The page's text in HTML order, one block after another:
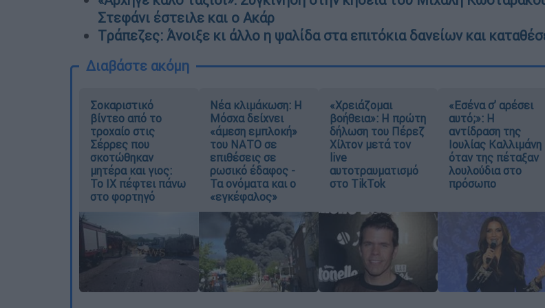
Στεφάνι έστειλε και ο Ακάρ
Tράπεζες: Άνοιξε κι άλλο η ψαλίδα στα επιτόκια δανείων και
Διαβάστε ακόμη
Σοκαριστικό
βίντεο από το
τροχαίο στις
Σέρρες που
σκοτώθηκαν
μητέρα και γιος:
Το ΙΧ πέφτει πάνω
στο φορτηγό
Νέα κλιμάκωση: Η
Μόσχα δείχνει
«άμεση εμπλοκή»
του ΝΑΤΟ σε
επιθέσεις σε
ρωσικό έδαφος -
Τα ονόματα και ο
«εγκέφαλος»
«Χρειάζομαι
βοήθεια»: Η πρώτη
δήλωση του Πέρεζ
Χίλτον μετά τον
live
αυτοτραυματισμό
στο TikTok
«Εσένα σ’ αρέσει
αυτό;»: Η
αντίδραση της
Ιουλίας Καλλιμάνη
όταν της πέταξαν
λουλούδια στο
πρόσωπο